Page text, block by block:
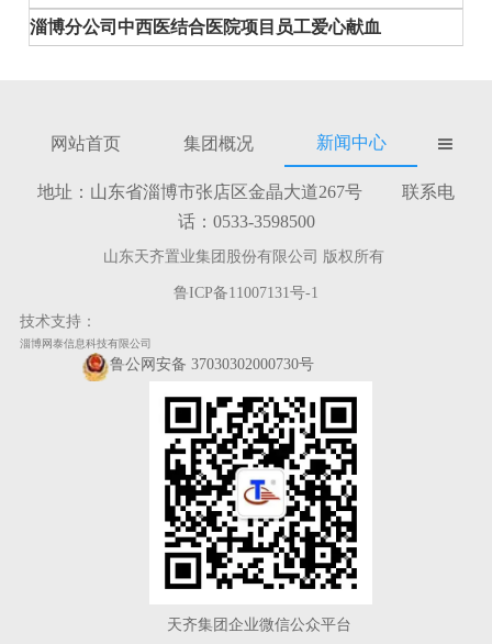
淄博分公司中西医结合医院项目员工爱心献血
网站首页 集团概况 新闻中心 
地址：山东省淄博市张店区金晶大道267号 联系电
话：0533-3598500
山东天齐置业集团股份有限公司 版权所有
鲁ICP备11007131号-1
技术支持：
淄博网泰信息科技有限公司
鲁公网安备 37030302000730号
天齐集团企业微信公众平台